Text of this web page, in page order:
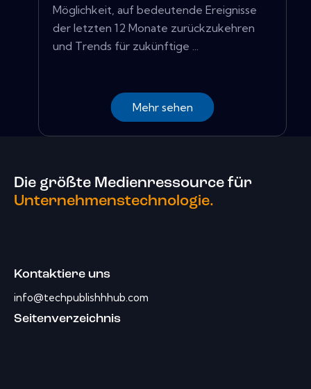
Möglichkeit, auf bedeutende Ereignisse
der letzten 12 Monate zurückzukehren
und Trends für zukünftige ...
Mehr sehen
Die größte Medienressource für
Unternehmenstechnologie.
Kontaktiere uns
info@techpublishhhub.com
Seitenverzeichnis